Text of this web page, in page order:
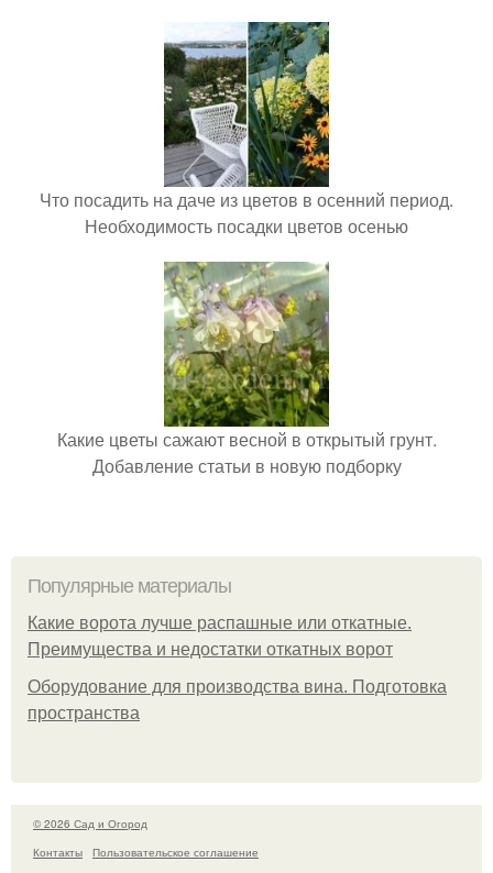
Что посадить на даче из цветов в осенний период.
Необходимость посадки цветов осенью
Какие цветы сажают весной в открытый грунт.
Добавление статьи в новую подборку
Популярные материалы
Какие ворота лучше распашные или откатные.
Преимущества и недостатки откатных ворот
Оборудование для производства вина. Подготовка
пространства
© 2026 Сад и Огород
Контакты
Пользовательское соглашение